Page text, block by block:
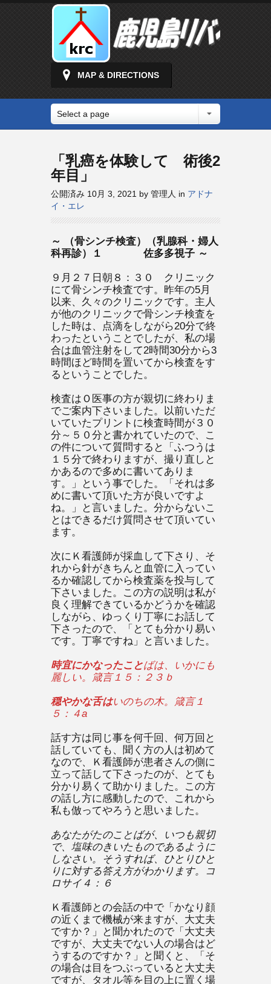
MAP & DIRECTIONS
Select a page
「乳癌を体験して 術後2
年目」
公開済み 10月 3, 2021 by 管理人 in アドナ
イ・エレ
～ （骨シンチ検査）（乳腺科・婦人
科再診）１ 佐多多視子 ～
９月２７日朝８：３０ クリニック
にて骨シンチ検査です。昨年の5月
以来、久々のクリニックです。主人
が他のクリニックで骨シンチ検査を
した時は、点滴をしながら20分で終
わったということでしたが、私の場
合は血管注射をして2時間30分から3
時間ほど時間を置いてから検査をす
るということでした。
検査はＯ医事の方が親切に終わりま
でご案内下さいました。以前いただ
いていたプリントに検査時間が３０
分～５０分と書かれていたので、こ
の件について質問すると「ふつうは
１５分で終わりますが、撮り直しと
かあるので多めに書いてありま
す。」という事でした。「それは多
めに書いて頂いた方が良いですよ
ね。」と言いました。分からないこ
とはできるだけ質問させて頂いてい
ます。
次にＫ看護師が採血して下さり、そ
れから針がきちんと血管に入ってい
るか確認してから検査薬を投与して
下さいました。この方の説明は私が
良く理解できているかどうかを確認
しながら、ゆっくり丁寧にお話して
下さったので、「とても分かり易い
です。丁寧ですね」と言いました。
時宜にかなったことばは、いかにも
麗しい。箴言１５：２３ｂ
穏やかな舌はいのちの木。箴言１
５：４a
話す方は同じ事を何千回、何万回と
話していても、聞く方の人は初めて
なので、Ｋ看護師が患者さんの側に
立って話して下さったのが、とても
分かり易くて助かりました。この方
の話し方に感動したので、これから
私も倣ってやろうと思いました。
あなたがたのことばが、いつも親切
で、塩味のきいたものであるように
しなさい。そうすれば、ひとりひと
りに対する答え方がわかります。コ
ロサイ４：６
Ｋ看護師との会話の中で「かなり顔
の近くまで機械が来ますが、大丈夫
ですか？」と聞かれたので「大丈夫
ですが、大丈夫でない人の場合はど
うするのですか？」と聞くと、「そ
の場合は目をつぶっていると大丈夫
ですが、タオル等を目の上に置く場